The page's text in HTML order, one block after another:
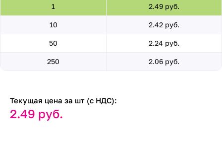
1 2.49 руб.
10 2.42 руб.
50 2.24 руб.
250 2.06 руб.
Текущая цена за шт (с НДС):
2.49 руб.